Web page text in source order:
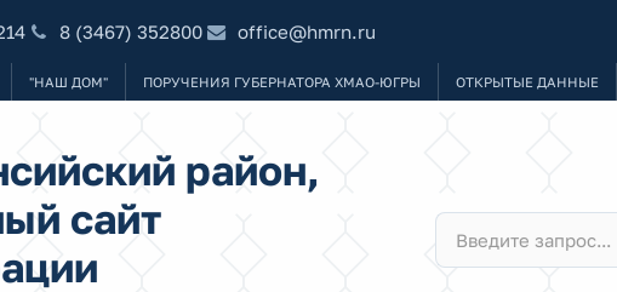
8 (3467) 352800 office@hmrn.ru
"НАШ ДОМ" ПОРУЧЕНИЯ ГУБЕРНАТОРА ХМАО-ЮГРЫ ОТКРЫТЫЕ ДАННЫЕ
район,
сайт